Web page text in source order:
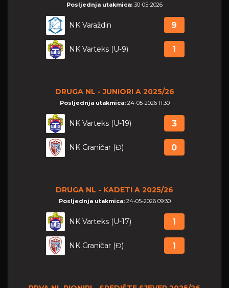
Posljednja utakmica: 30-05-2026
NK Varaždin 9
NK Varteks (U-9) 1
DRUGA NL - JUNIORI A 2025/26
Posljednja utakmica: 24-05-2026 11:30
NK Varteks (U-19) 3
NK Graničar (Đ) 0
DRUGA NL - KADETI A 2025/26
Posljednja utakmica: 24-05-2026 09:30
NK Varteks (U-17) 1
NK Graničar (Đ) 1